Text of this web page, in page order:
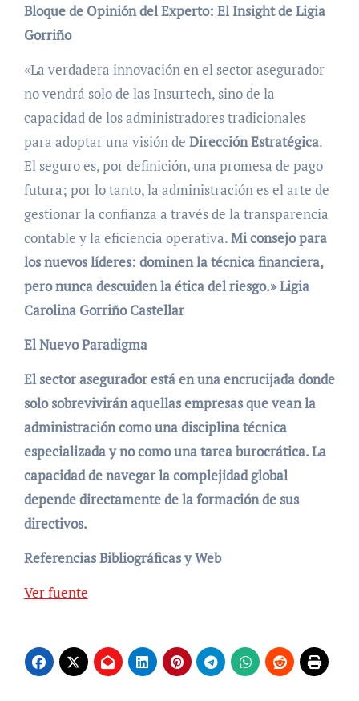
Bloque de Opinión del Experto: El Insight de Ligia
Gorriño
«La verdadera innovación en el sector asegurador
no vendrá solo de las Insurtech, sino de la
capacidad de los administradores tradicionales
para adoptar una visión de Dirección Estratégica.
El seguro es, por definición, una promesa de pago
futura; por lo tanto, la administración es el arte de
gestionar la confianza a través de la transparencia
contable y la eficiencia operativa.Mi consejo para
los nuevos líderes: dominen la técnica financiera,
pero nunca descuiden la ética del riesgo.»Ligia
Carolina Gorriño Castellar
El Nuevo Paradigma
El sector asegurador está en una encrucijada donde
solo sobrevivirán aquellas empresas que vean la
administración como una disciplina técnica
especializada y no como una tarea burocrática. La
capacidad de navegar la complejidad global
depende directamente de la formación de sus
directivos.
Referencias Bibliográficas y Web
Navegación
entradas
Ver fuente